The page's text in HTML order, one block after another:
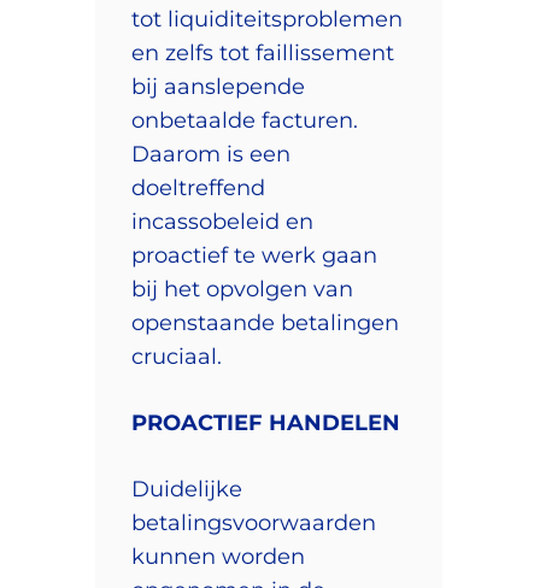
tot liquiditeitsproblemen
en zelfs tot faillissement
bij aanslepende
onbetaalde facturen.
Daarom is een
doeltreffend
incassobeleid en
proactief te werk gaan
bij het opvolgen van
openstaande betalingen
cruciaal.
PROACTIEF HANDELEN
Duidelijke
betalingsvoorwaarden
kunnen worden